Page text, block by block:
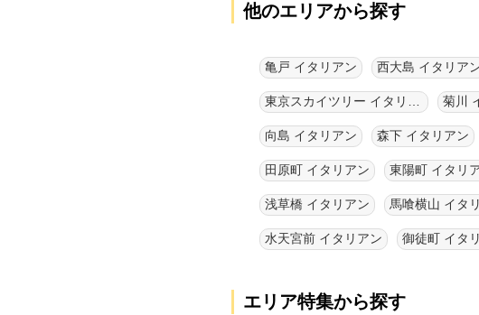
他のエリアから探す
亀戸 イタリアン 西大島 イタリア
菊川
向島 イタリアン 森下 イタリアン
田原町 イタリアン 東陽町 イタリ
浅草橋 イタリアン 馬喰横山 イタ
水天宮前 イタリアン 御徒町 イタ
エリア特集から探す